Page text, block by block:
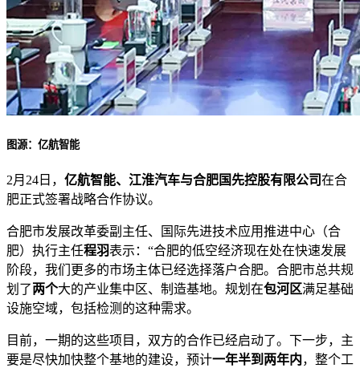
图源：亿航智能
2月24日， 亿航智能、江淮汽车与合肥国先控股有限公司在合
肥正式签署战略合作协议。
合肥市发展改革委副主任、国际先进技术应用推进中心（合
肥）执行主任程羽表示：“合肥的低空经济现在处在快速发展
阶段，我们更多的市场主体已经选择落户合肥。合肥市总共规
划了两个大的产业集中区、制造基地。规划在包河区满足基础
设施空域，包括检测的这种需求。
目前，一期的这些项目，双方的合作已经启动了。下一步，主
要是尽快加快整个基地的建设，预计一年半到两年内，整个工